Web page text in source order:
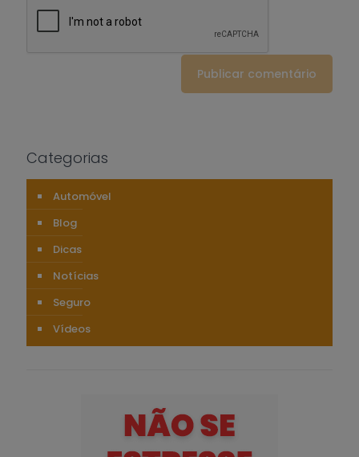
Categorias
Automóvel
Blog
Dicas
Notícias
Seguro
Vídeos